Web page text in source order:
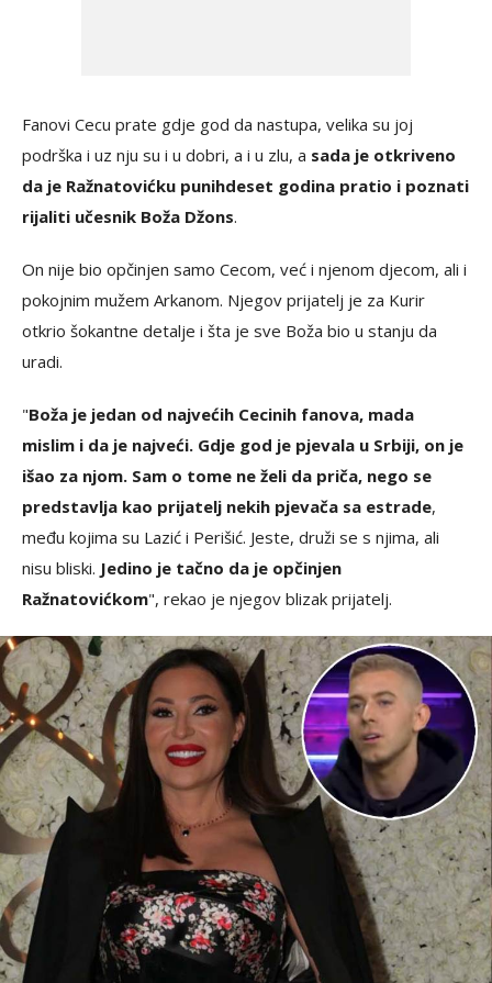
Fanovi Cecu prate gdje god da nastupa, velika su joj
podrška i uz nju su i u dobri, a i u zlu, a sada je otkriveno
da je Ražnatovićku punihdeset godina pratio i poznati
rijaliti učesnik Boža Džons.
On nije bio opčinjen samo Cecom, već i njenom djecom, ali i
pokojnim mužem Arkanom. Njegov prijatelj je za Kurir
otkrio šokantne detalje i šta je sve Boža bio u stanju da
uradi.
"Boža je jedan od najvećih Cecinih fanova, mada
mislim i da je najveći. Gdje god je pjevala u Srbiji, on je
išao za njom. Sam o tome ne želi da priča, nego se
predstavlja kao prijatelj nekih pjevača sa estrade,
među kojima su Lazić i Perišić. Jeste, druži se s njima, ali
nisu bliski. Jedino je tačno da je opčinjen
Ražnatovićkom", rekao je njegov blizak prijatelj.